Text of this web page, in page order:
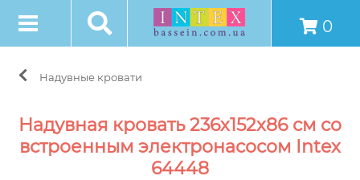
0
Надувные кровати
Надувная кровать 236х152х86 см со
встроенным электронасосом Intex
64448